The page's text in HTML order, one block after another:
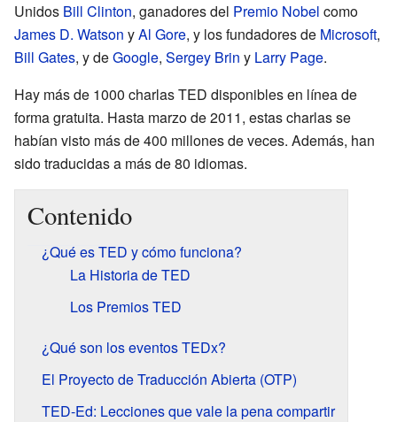
Unidos Bill Clinton, ganadores del Premio Nobel como
James D. Watson yAl Gore, y los fundadores de Microsoft,
Bill Gates, y deGoogle, Sergey Brin y Larry Page.
Hay más de 1000 charlas TED disponibles en línea de
forma gratuita. Hasta marzo de 2011, estas charlas se
habían visto más de 400 millones de veces. Además, han
sido traducidas a más de 80 idiomas.
Contenido
¿Qué es TED y cómo funciona?
La Historia de TED
Los Premios TED
¿Qué son los eventos TEDx?
El Proyecto de Traducción Abierta (OTP)
TED-Ed: Lecciones que vale la pena compartir